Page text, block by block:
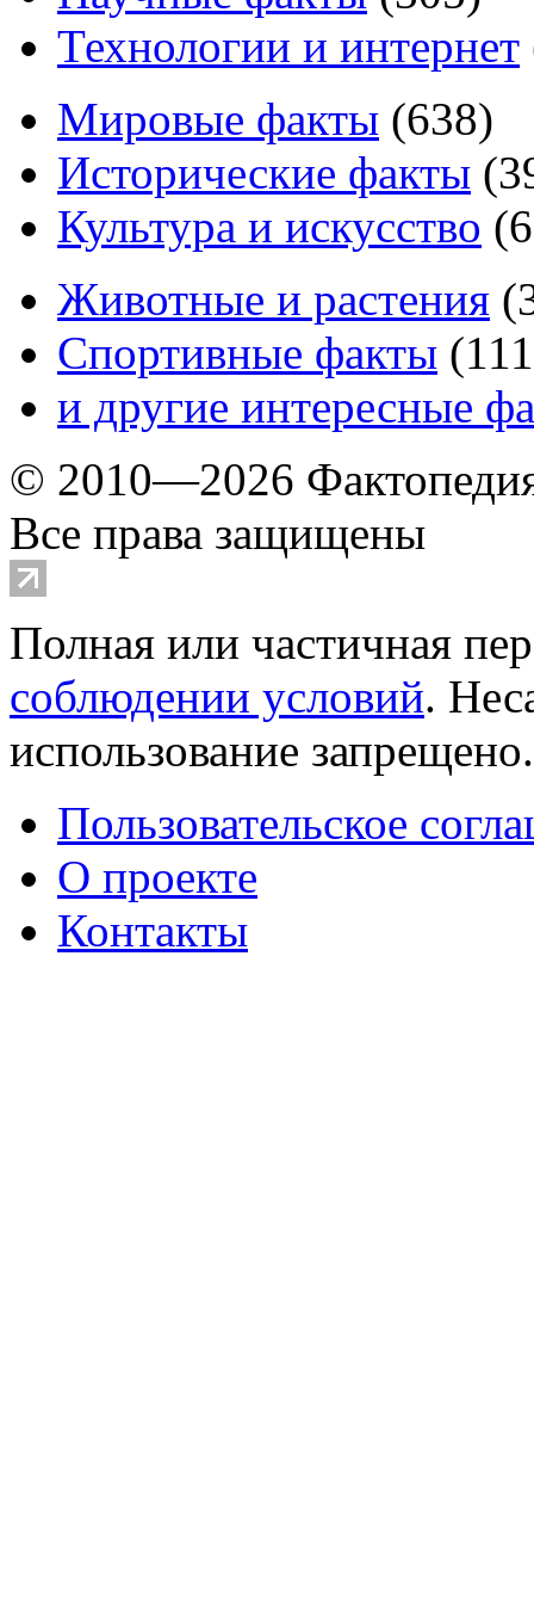
Технологии и интернет
Мировые факты (638)
Исторические факты (
Культура и искусство (
Животные и растения (
Спортивные факты (111
и другие интересные
© 2010—2026
Все права защищены
Полная или частичная
соблюдении условий.
использование
Пользовательское
О проекте
Контакты